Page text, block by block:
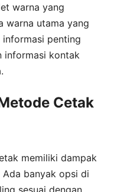
warna yang
warna utama yang
informasi penting
informasi kontak
Cetak
memiliki dampak
banyak opsi di
sesuai dengan